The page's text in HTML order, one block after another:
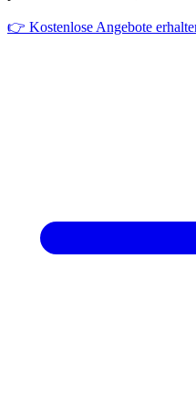
👉 Kostenlose Angebote